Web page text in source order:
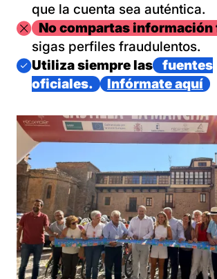
que la cuenta sea auténtica.
ImagenNo compartas información
sigas perfiles fraudulentos.
Imagen
Utiliza siempre las
fuentes
oficiales.
Infórmate aquí